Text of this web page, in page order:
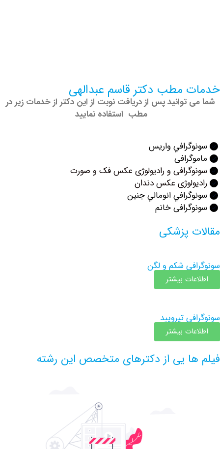
مطب دکتر قاسم عبدالهی
توانید پس از دریافت نوبت از این دکتر از خدمات زیر در
مطب استفاده نمایید
واريس
و رادیولوژی عکس فک و صورت
عکس دندان
انومالي جنين
خانم
پزشکی
شكم و لگن
بیشتر
تيروييد
بیشتر
یی از دکترهای متخصص این رشته